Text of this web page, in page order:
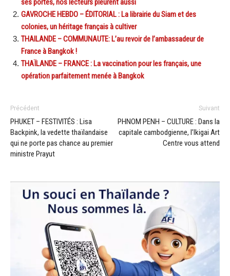
ses portes, nos lecteurs pleurent aussi
GAVROCHE HEBDO – ÉDITORIAL : La librairie du Siam et des
colonies, un héritage français à cultiver
THAILANDE – COMMUNAUTE: L’au revoir de l’ambassadeur de
France à Bangkok !
THAÏLANDE – FRANCE : La vaccination pour les français, une
opération parfaitement menée à Bangkok
Précédent
PHUKET – FESTIVITÉS : Lisa
Backpink, la vedette thaïlandaise
qui ne porte pas chance au premier
ministre Prayut
Suivant
PHNOM PENH – CULTURE : Dans la
capitale cambodgienne, l’Ikigai Art
Centre vous attend